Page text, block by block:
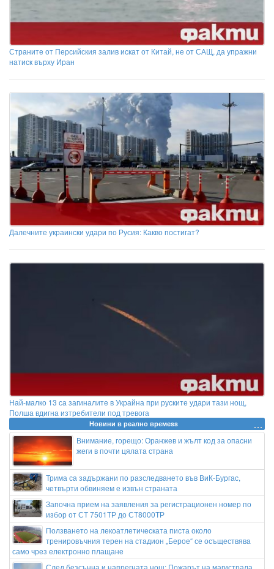
Страните от Персийския залив искат от Китай, не от САЩ, да упражни
натиск върху Иран
Далечните украински удари по Русия: Какво постигат?
Най-малко 13 са загиналите в Украйна при руските удари тази нощ,
Полша вдигна изтребители под тревога
Новини в реално времеss
Внимание, горещо: Оранжев и жълт код за опасни
жеги в почти цялата страна
Трима са задържани по разследването във ВиК-Бургас,
четвърти обвиняем е извън страната
Започна прием на заявления за регистрационен номер по
избор от СТ 7501ТР до СТ8000ТР
Ползването на лекоатлетическата писта около
тренировъчния терен на стадион „Берое“ се осъществява
само чрез електронно плащане
След безсънна и напрегната нощ: Пожарът на магистрала